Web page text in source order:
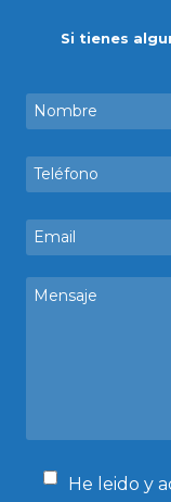
Si tienes
He leido y